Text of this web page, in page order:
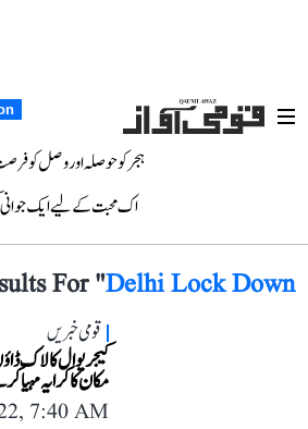
ہجر کو حوصلہ اور وصل کو
اک محبت کے لیے ایک
For "Delhi Lock Down
قومی خبریں
کیجریوال کا لاک
مکان کا کرایہ مہیا
7:40 AM